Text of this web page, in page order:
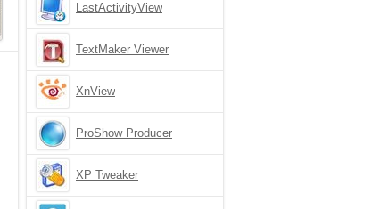
LastActivityView
TextMaker Viewer
XnView
ProShow Producer
XP Tweaker